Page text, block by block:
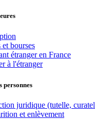
et bourses
étranger en France
à l'étranger
personnes
juridique (tutelle,
et enlèvement